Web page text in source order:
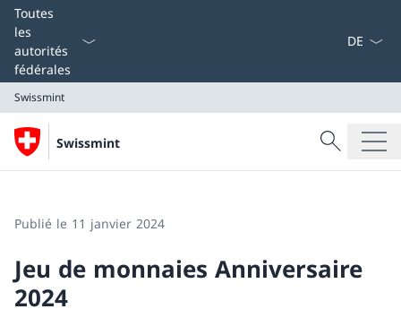
Toutes
les
autorités
fédérales
Swissmint
Swissmint
Recherche
Recherche
Publié le 11 janvier 2024
Jeu de monnaies Anniversaire
2024